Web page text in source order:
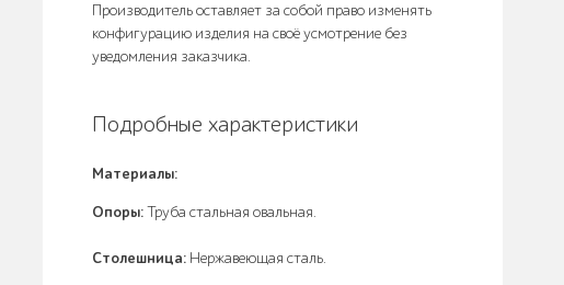
Производитель оставляет за собой право изменять
конфигурацию изделия на своё усмотрение без
уведомления заказчика.
Подробные характеристики
Материалы:
Опоры:Труба стальная овальная.
Столешница: Нержавеющая сталь.